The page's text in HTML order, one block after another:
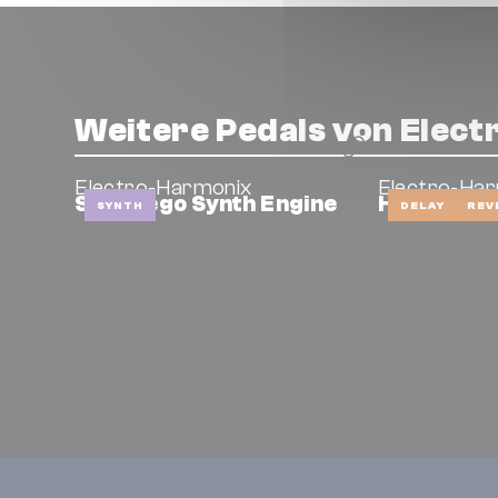
Weitere Pedals von
SYNTH
Electro-Harmonix
Superego Synth Engine DELAY
Electro-
Holiest